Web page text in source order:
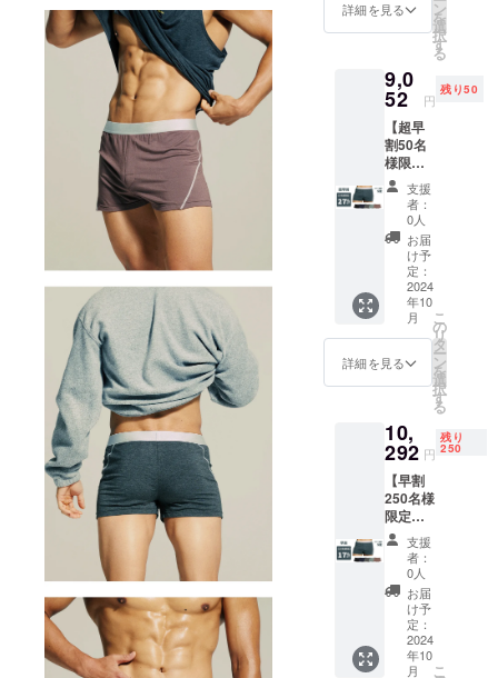
XXL
太もも -
26.5cm
/ L
28cm /
XL
29.5cm
/ XXL
31cm
全長 - M
26.5cm
/ L
28cm /
29.5cm
/ XXL
31cm ※
ご支援
により
上した
場合、
正規販
売価格
が販売
予定価
格より
下がる
可能性
もござ
いま
す。 ※
デザイ
ン・仕
green
cocoa
brown ■
(インチ)
: Ｍ 28-
30, Ｌ
31-33,
XＬ 34-
36, XXL
37-39
腰 - M
34cm /
L 36cm
/ XL
38cm /
XXL
40cm
太もも -
/ L
28cm /
XL
29.5cm
/ XXL
31cm
全長 - M
26.5cm
28cm /
29.5cm
/ XXL
31cm ※
売予定
価格
7,740円
途) ■カ
ラー：5
色から
択選3枚
1. ブ
ラック
black 2.
ネイ
ビー
navy 3.
グレー
grey 4.
フォレ
ストグ
リーン
forest
green
cocoa
brown ■
(インチ)
: Ｍ 28-
30, Ｌ
31-33,
XＬ 34-
36, XXL
37-39
腰 - M
34cm /
L 36cm
/ XL
詳細を見る ン
を
選
択
す
る
9,0
52 円
残り50
【超早
割50名
様限
定】男
の重心
を取る!
揺れな
い安ら
ぎ「コ
アテッ
クパン
ツ」5枚
■一般販
売予定
価格
別途) ■
カ
ラー：5
色から
択選3枚
1. ブ
ラック
black 2.
ネイ
ビー
navy 3.
グレー
grey 4.
フォレ
支援
者：
0人
お届
け予
定：
2024
年10
月
詳細を見る
こ
の
リ
タ
ー
ン
を
選
択
す
る
10,
292 円
残り
250
【早割
250名様
限定】
男の重
心を取
る! 揺れ
ない安
らぎ
「コア
テック
パン
支援
者：
0人
お届
け予
定：
2024
年10
月
こ